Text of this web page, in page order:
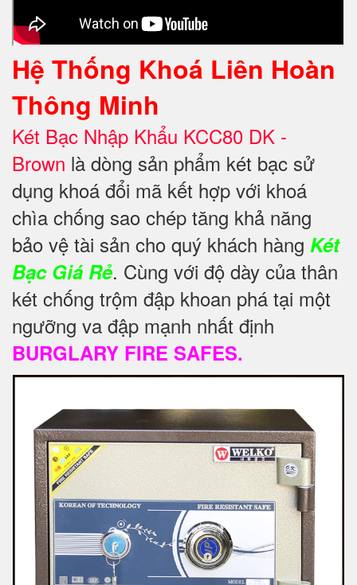
Hệ Thống Khoá Liên Hoàn
Thông Minh
Két Bạc Nhập Khẩu KCC80 DK -
Brown là dòng sản phẩm két bạc sử
dụng khoá đổi mã kết hợp với khoá
chìa chống sao chép tăng khả năng
bảo vệ tài sản cho quý khách hàng Két
Bạc Giá Rẻ. Cùng với độ dày của thân
két chống trộm đập khoan phá tại một
ngưỡng va đập mạnh nhất định
BURGLARY FIRE SAFES.